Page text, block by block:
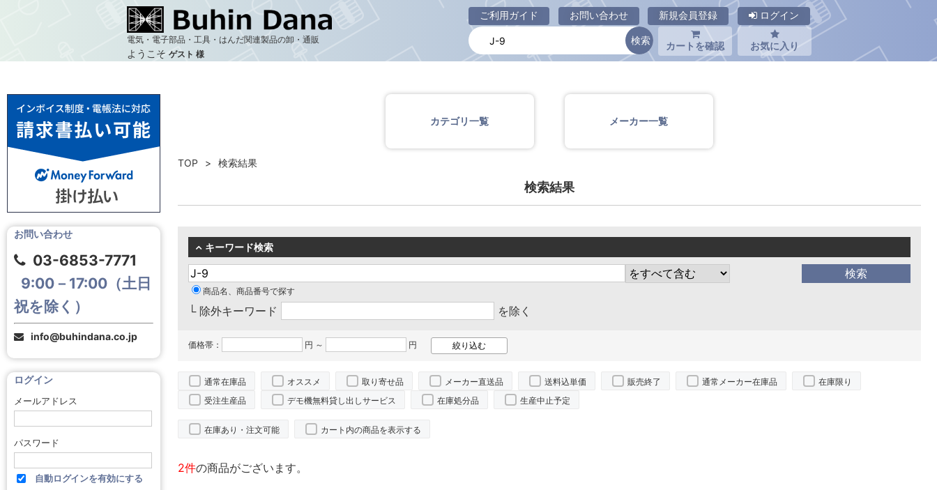
電気・電子部品・工具・はんだ関連製品の卸・通販
ようこそ ゲスト 様
ご利用ガイド お問い合わせ 新規会員登録 ログイン
カートを確認 お気に入り
商品一覧ページ
お問い合わせ
03-6853-7771
9:00－17:00（土日
祝を除く）
info@buhindana.co.jp
ログイン
メールアドレス
パスワード
自動ログインを有効にする
カテゴリ一覧 メーカー一覧
TOP 検索結果
検索結果
キーワード検索
商品名、商品番号で探す
└ 除外キーワード を除く
価格帯： 円 ～ 円
通常在庫品 オススメ 取り寄せ品 メーカー直送品 送料込単価 販売終了 通常メーカー在庫品
在庫限り
受注生産品
デモ機無料貸し出しサービス 在庫処分品 生産中止予定
在庫あり・注文可能 カート内の商品を表示する
2件の商品がございます。